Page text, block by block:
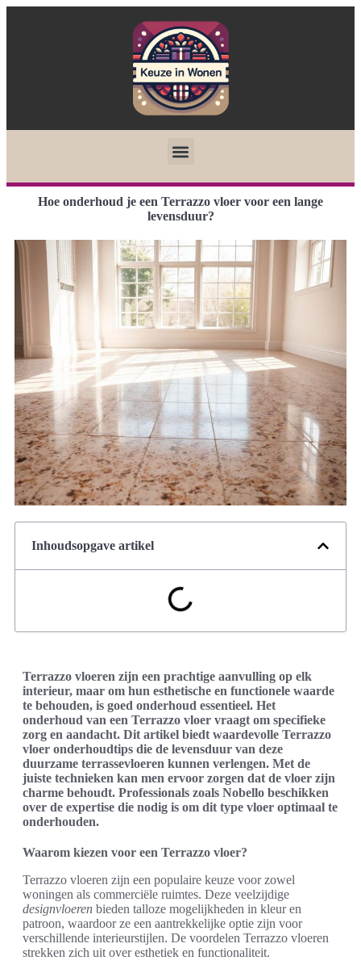
Hoe onderhoud je een Terrazzo vloer voor een lange
levensduur?
Inhoudsopgave artikel
Terrazzo vloeren zijn een prachtige aanvulling op elk
interieur, maar om hun esthetische en functionele waarde
te behouden, is goed onderhoud essentieel. Het
onderhoud van een Terrazzo vloer vraagt om specifieke
zorg en aandacht. Dit artikel biedt waardevolle Terrazzo
vloer onderhoudtips die de levensduur van deze
duurzame terrassevloeren kunnen verlengen. Met de
juiste technieken kan men ervoor zorgen dat de vloer zijn
charme behoudt. Professionals zoals Nobello beschikken
over de expertise die nodig is om dit type vloer optimaal te
onderhouden.
Waarom kiezen voor een Terrazzo vloer?
Terrazzo vloeren zijn een populaire keuze voor zowel
woningen als commerciële ruimtes. Deze veelzijdige
designvloeren bieden talloze mogelijkheden in kleur en
patroon, waardoor ze een aantrekkelijke optie zijn voor
verschillende interieurstijlen. De voordelen Terrazzo vloeren
strekken zich uit over esthetiek en functionaliteit.